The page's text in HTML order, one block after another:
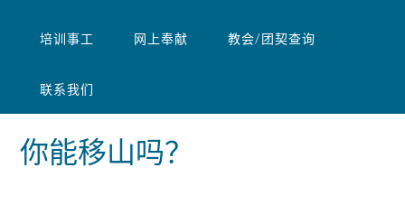
培训事工 网上奉献 教会/团契查询
联系我们
你能移山吗？